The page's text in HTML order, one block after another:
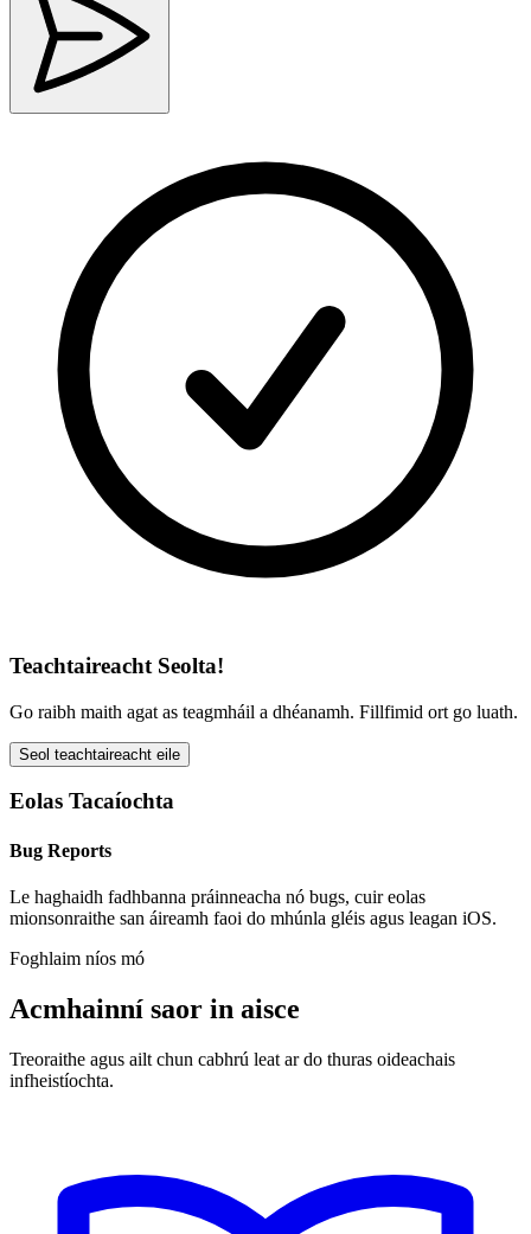
Teachtaireacht Seolta!
Go raibh maith agat as teagmháil a dhéanamh. Fillfimid ort go luath.
Seol teachtaireacht eile
Eolas Tacaíochta
Bug Reports
Le haghaidh fadhbanna práinneacha nó bugs, cuir eolas
mionsonraithe san áireamh faoi do mhúnla gléis agus leagan iOS.
Foghlaim níos mó
Acmhainní saor in aisce
Treoraithe agus ailt chun cabhrú leat ar do thuras oideachais
infheistíochta.